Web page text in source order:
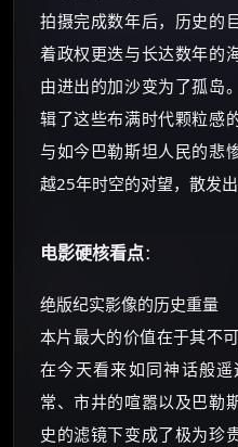
拍摄完成数年后，历史的
着政权更迭与长达数年的
由进出的加沙变为了孤岛
辑了这些布满时代颗粒感
与如今巴勒斯坦人民的悲
越25年时空的对望，散发
电影硬核看点：
绝版纪实影像的历史重量
本片最大的价值在于其不
在今天看来如同神话般
常、市井的喧嚣以及巴勒
史的滤镜下变成了极为珍
☕ 海外大侠